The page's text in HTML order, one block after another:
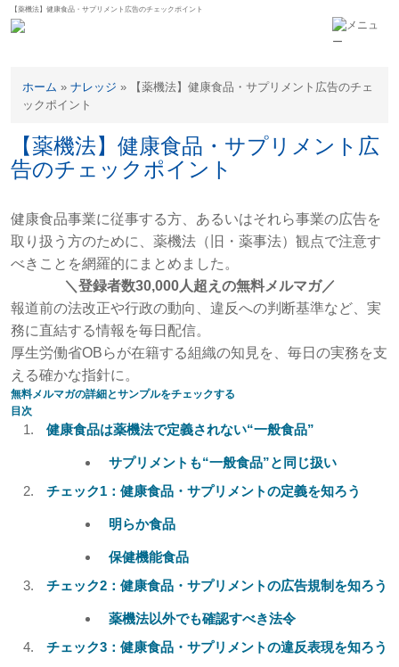
【薬機法】健康食品・サプリメント広告のチェックポイント
ホーム » ナレッジ »
【薬機法】健康食品・サプリメント広告のチェ
ックポイント
【薬機法】健康食品・サプリメント広
告のチェックポイント
健康食品事業に従事する方、あるいはそれら事業の広告を
取り扱う方のために、薬機法（旧・薬事法）観点で注意す
べきことを網羅的にまとめました。
＼登録者数30,000人超えの無料メルマガ／
報道前の法改正や行政の動向、違反への判断基準など、実
務に直結する情報を毎日配信。
厚生労働省OBらが在籍する組織の知見を、毎日の実務を支
える確かな指針に。
無料メルマガの詳細とサンプルをチェックする
目次
健康食品は薬機法で定義されない“一般食品”
サプリメントも“一般食品”と同じ扱い
チェック1：健康食品・サプリメントの定義を知ろう
明らか食品
保健機能食品
チェック2：健康食品・サプリメントの広告規制を知ろう
薬機法以外でも確認すべき法令
チェック3：健康食品・サプリメントの違反表現を知ろう